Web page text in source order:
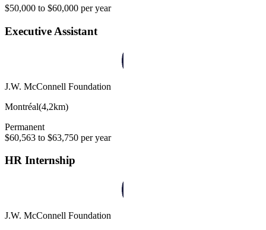
$50,000 to $60,000 per year
Executive Assistant
J.W. McConnell Foundation
Montréal(4,2km)
Permanent
$60,563 to $63,750 per year
HR Internship
J.W. McConnell Foundation